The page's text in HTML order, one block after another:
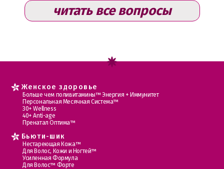
читать все вопросы
Женское здоровье
Больше чем поливитамины™ Энергия + Иммунитет
Персональная Месячная Система™
30+ Wellness
40+ Anti-age
Пренатал Оптима™
Бьюти-шик
Нестареющая Кожа™
Для Волос, Кожи и Ногтей™
Усиленная Формула
Для Волос™ Форте